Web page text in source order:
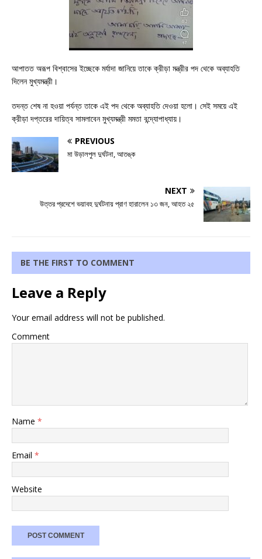
আপাতত অরূপ বিশ্বাসের ইচ্ছেকে মর্যাদা জানিয়ে তাকে ক্রীড়া মন্ত্রীর পদ থেকে অব্যাহতি
দিলেন মুখ্যমন্ত্রী।
তদন্ত শেষ না হওয়া পর্যন্ত তাকে এই পদ থেকে অব্যাহতি দেওয়া হলো। সেই সময়ে এই
ক্রীড়া দপ্তরের দায়িত্ব সামলাবেন মুখ্যমন্ত্রী মমতা বন্দ্যোপাধ্যায়।
PREVIOUS
মা উড়ালপুল দুর্ঘটনা, আতঙ্ক
NEXT
উত্তর প্রদেশে ভয়াবহ দুর্ঘটনায় প্রাণ হারালেন ১৩ জন, আহত ২৫
BE THE FIRST TO COMMENT
Leave a Reply
Your email address will not be published.
Comment
Name *
Email *
Website